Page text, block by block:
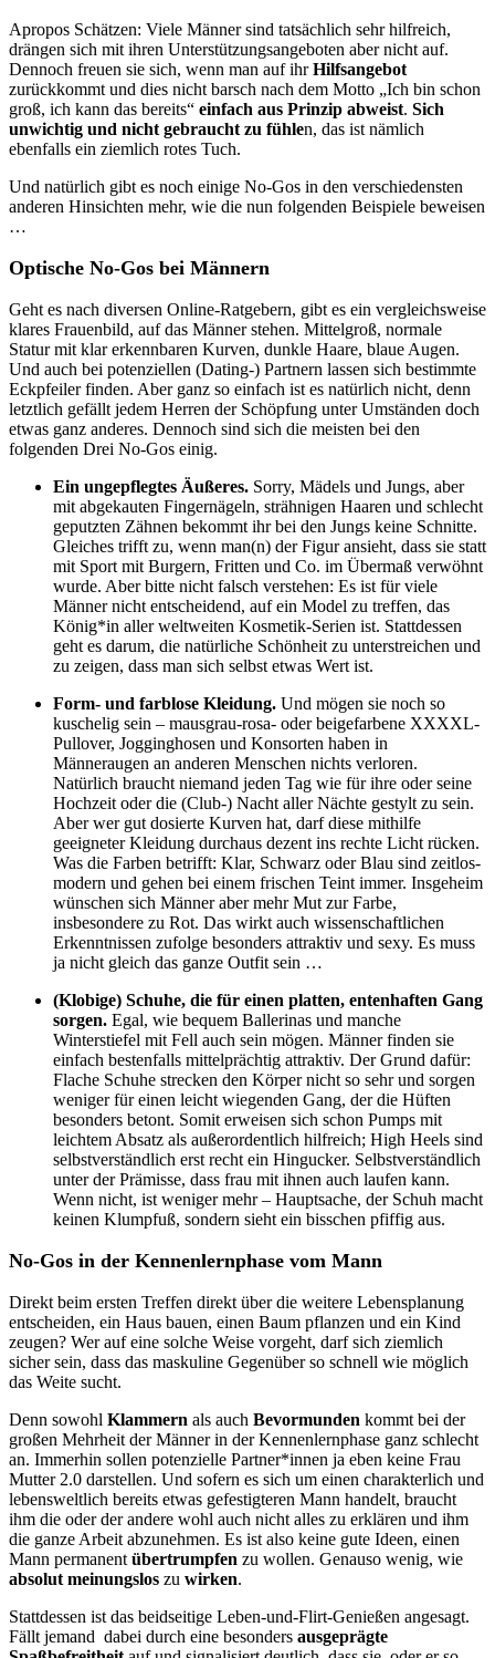
Apropos Schätzen: Viele Männer sind tatsächlich sehr hilfreich,
drängen sich mit ihren Unterstützungsangeboten aber nicht auf.
Dennoch freuen sie sich, wenn man auf ihrHilfsangebot
zurückkommt und dies nicht barsch nach dem Motto „Ich bin schon
groß, ich kann das bereits“ einfach aus Prinzip abweist. Sich
unwichtig und nicht gebraucht zu fühlen, das ist nämlich
ebenfalls ein ziemlich rotes Tuch.
Und natürlich gibt es noch einige No-Gos in den verschiedensten
anderen Hinsichten mehr, wie die nun folgenden Beispiele beweisen
…
Optische No-Gos bei Männern
Geht es nach diversen Online-Ratgebern, gibt es ein vergleichsweise
klares Frauenbild, auf das Männer stehen. Mittelgroß, normale
Statur mit klar erkennbaren Kurven, dunkle Haare, blaue Augen.
Und auch bei potenziellen (Dating-) Partnern lassen sich bestimmte
Eckpfeiler finden. Aber ganz so einfach ist es natürlich nicht, denn
letztlich gefällt jedem Herren der Schöpfung unter Umständen doch
etwas ganz anderes. Dennoch sind sich die meisten bei den
folgenden Drei No-Gos einig.
Ein ungepflegtes Äußeres. Sorry, Mädels und Jungs, aber
mit abgekauten Fingernägeln, strähnigen Haaren und schlecht
geputzten Zähnen bekommt ihr bei den Jungs keine Schnitte.
Gleiches trifft zu, wenn man(n) der Figur ansieht, dass sie statt
mit Sport mit Burgern, Fritten und Co. im Übermaß verwöhnt
wurde. Aber bitte nicht falsch verstehen: Es ist für viele
Männer nicht entscheidend, auf ein Model zu treffen, das
König*in aller weltweiten Kosmetik-Serien ist. Stattdessen
geht es darum, die natürliche Schönheit zu unterstreichen und
zu zeigen, dass man sich selbst etwas Wert ist.
Form- und farblose Kleidung. Und mögen sie noch so
kuschelig sein – mausgrau-rosa- oder beigefarbene XXXXL-
Pullover, Jogginghosen und Konsorten haben in
Männeraugen an anderen Menschen nichts verloren.
Natürlich braucht niemand jeden Tag wie für ihre oder seine
Hochzeit oder die (Club-) Nacht aller Nächte gestylt zu sein.
Aber wer gut dosierte Kurven hat, darf diese mithilfe
geeigneter Kleidung durchaus dezent ins rechte Licht rücken.
Was die Farben betrifft: Klar, Schwarz oder Blau sind zeitlos-
modern und gehen bei einem frischen Teint immer. Insgeheim
wünschen sich Männer aber mehr Mut zur Farbe,
insbesondere zu Rot. Das wirkt auch wissenschaftlichen
Erkenntnissen zufolge besonders attraktiv und sexy. Es muss
ja nicht gleich das ganze Outfit sein …
(Klobige) Schuhe, die für einen platten, entenhaften Gang
sorgen. Egal, wie bequem Ballerinas und manche
Winterstiefel mit Fell auch sein mögen. Männer finden sie
einfach bestenfalls mittelprächtig attraktiv. Der Grund dafür:
Flache Schuhe strecken den Körper nicht so sehr und sorgen
weniger für einen leicht wiegenden Gang, der die Hüften
besonders betont. Somit erweisen sich schon Pumps mit
leichtem Absatz als außerordentlich hilfreich; High Heels sind
selbstverständlich erst recht ein Hingucker. Selbstverständlich
unter der Prämisse, dass frau mit ihnen auch laufen kann.
Wenn nicht, ist weniger mehr – Hauptsache, der Schuh macht
keinen Klumpfuß, sondern sieht ein bisschen pfiffig aus.
No-Gos in der Kennenlernphase vom Mann
Direkt beim ersten Treffen direkt über die weitere Lebensplanung
entscheiden, ein Haus bauen, einen Baum pflanzen und ein Kind
zeugen? Wer auf eine solche Weise vorgeht, darf sich ziemlich
sicher sein, dass das maskuline Gegenüber so schnell wie möglich
das Weite sucht.
Denn sowohl Klammern als auch Bevormunden kommt bei der
großen Mehrheit der Männer in der Kennenlernphase ganz schlecht
an. Immerhin sollen potenzielle Partner*innen ja eben keine Frau
Mutter 2.0 darstellen. Und sofern es sich um einen charakterlich und
lebensweltlich bereits etwas gefestigteren Mann handelt, braucht
ihm die oder der andere wohl auch nicht alles zu erklären und ihm
die ganze Arbeit abzunehmen. Es ist also keine gute Ideen, einen
Mann permanent übertrumpfen zu wollen. Genauso wenig, wie
absolut meinungslos zu wirken.
Stattdessen ist das beidseitige Leben-und-Flirt-Genießen angesagt.
Fällt jemand dabei durch eine besonders ausgeprägte